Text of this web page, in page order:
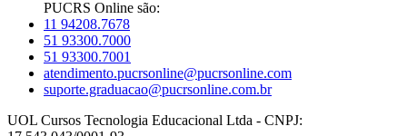
PUCRS Online são:
11 94208.7678
51 93300.7000
51 93300.7001
atendimento.pucrsonline@pucrsonline.com
suporte.graduacao@pucrsonline.com.br
UOL Cursos Tecnologia Educacional Ltda - CNPJ: